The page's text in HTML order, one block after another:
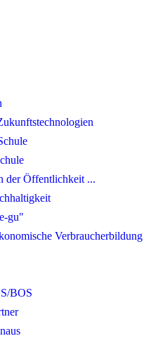
der Öffentlichkeit ...
gu"
Verbraucherbildung
BOS